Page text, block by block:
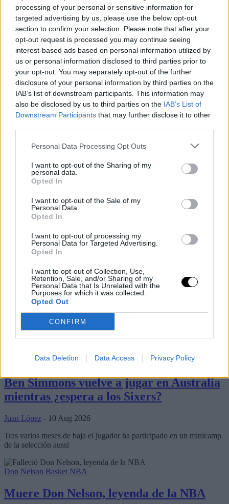
processing of your personal or sensitive information for
targeted advertising by us, please use the below opt-out
section to confirm your selection. Please note that after your
opt-out request is processed you may continue seeing
interest-based ads based on personal information utilized by
us or personal information disclosed to third parties prior to
your opt-out. You may separately opt-out of the further
disclosure of your personal information by third parties on the
IAB’s list of downstream participants. This information may
also be disclosed by us to third parties on the IAB’s List of
Downstream Participants that may further disclose it to other
Personal Data Processing Opt Outs
I want to opt-out of the Sharing of my
personal data.
Opted In
I want to opt-out of the Sale of my
Personal Data.
Opted In
I want to opt-out of processing my
Personal Data for Targeted Advertising.
Opted In
I want to opt-out of Collection, Use,
Retention, Sale, and/or Sharing of my
Personal Data that Is Unrelated with the
Purposes for which it was collected.
Opted Out
CONFIRM
Data Deletion Data Access Privacy Policy
— NBA en Movistar Plus+ (@MovistarNBA)
March
7, 2023
Ben Simmons philadelphia 76ers
Ben Simmons vuelve a jugar en Australia
mientras ¿espera a los Sixers?
Juan López - 10 Aug 2026
Tras varios meses de baja el jugador ha participado en un minicamp
de la selección aussi
Don Nelson Basket NBA
Muere Don Nelson, leyenda de la NBA